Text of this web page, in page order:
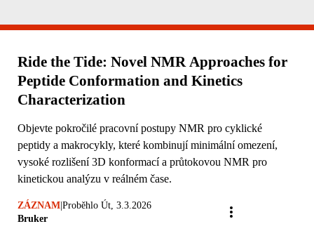
Ride the Tide: Novel NMR Approaches for
Peptide Conformation and Kinetics
Characterization
Objevte pokročilé pracovní postupy NMR pro cyklické
peptidy a makrocykly, které kombinují minimální omezení,
vysoké rozlišení 3D konformací a průtokovou NMR pro
kinetickou analýzu v reálném čase.
ZÁZNAM Proběhlo Út, 3.3.2026
Bruker